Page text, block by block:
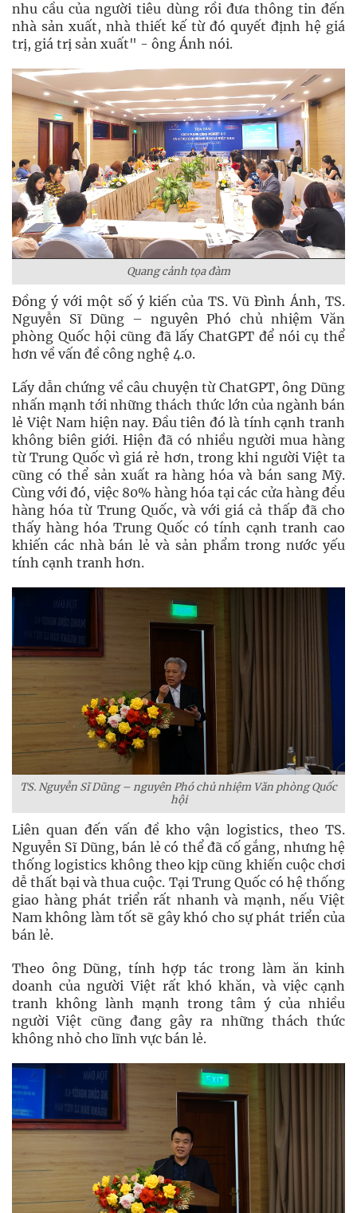
nhu cầu của người tiêu dùng rồi đưa thông tin đến
nhà sản xuất, nhà thiết kế từ đó quyết định hệ giá
trị, giá trị sản xuất" - ông Ánh nói.
Quang cảnh tọa đàm
Đồng ý với một số ý kiến của TS. Vũ Đình Ánh, TS.
Nguyễn Sĩ Dũng – nguyên Phó chủ nhiệm Văn
phòng Quốc hội cũng đã lấy ChatGPT để nói cụ thể
hơn về vấn đề công nghệ 4.0.
Lấy dẫn chứng về câu chuyện từ ChatGPT, ông Dũng
nhấn mạnh tới những thách thức lớn của ngành bán
lẻ Việt Nam hiện nay. Đầu tiên đó là tính cạnh tranh
không biên giới. Hiện đã có nhiều người mua hàng
từ Trung Quốc vì giá rẻ hơn, trong khi người Việt ta
cũng có thể sản xuất ra hàng hóa và bán sang Mỹ.
Cùng với đó, việc 80% hàng hóa tại các cửa hàng đều
hàng hóa từ Trung Quốc, và với giá cả thấp đã cho
thấy hàng hóa Trung Quốc có tính cạnh tranh cao
khiến các nhà bán lẻ và sản phẩm trong nước yếu
tính cạnh tranh hơn.
TS. Nguyễn Sĩ Dũng – nguyên Phó chủ nhiệm Văn phòng Quốc
hội
Liên quan đến vấn đề kho vận logistics, theo TS.
Nguyễn Sĩ Dũng, bán lẻ có thể đã cố gắng, nhưng hệ
thống logistics không theo kịp cũng khiến cuộc chơi
dễ thất bại và thua cuộc. Tại Trung Quốc có hệ thống
giao hàng phát triển rất nhanh và mạnh, nếu Việt
Nam không làm tốt sẽ gây khó cho sự phát triển của
bán lẻ.
Theo ông Dũng, tính hợp tác trong làm ăn kinh
doanh của người Việt rất khó khăn, và việc cạnh
tranh không lành mạnh trong tâm ý của nhiều
người Việt cũng đang gây ra những thách thức
không nhỏ cho lĩnh vực bán lẻ.